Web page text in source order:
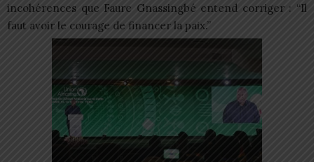
incohérences que Faure Gnassingbé entend corriger : “Il
faut avoir le courage de financer la paix.”